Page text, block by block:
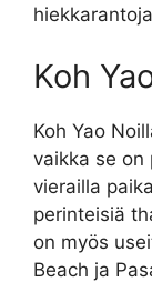
Koh
Koh Yao
vaikka se on
vierailla
perinteisiä
on myös
Beach ja